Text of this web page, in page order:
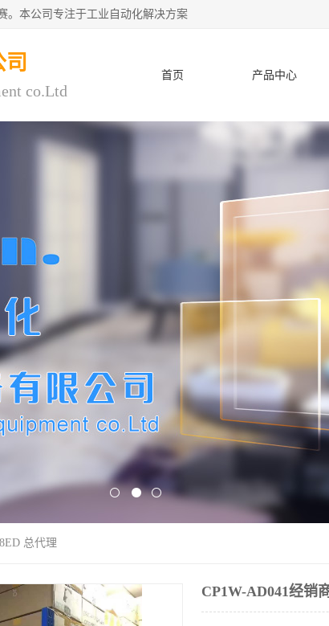
。本公司专注于工业自动化解决方案
司
co.Ltd
首页 产品中心
总代理
CP1W-AD041经销